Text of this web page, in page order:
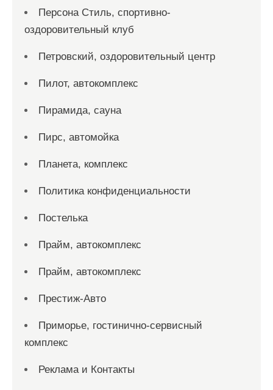
Персона Стиль, спортивно-
оздоровительный клуб
Петровский, оздоровительный центр
Пилот, автокомплекс
Пирамида, сауна
Пирс, автомойка
Планета, комплекс
Политика конфиденциальности
Постелька
Прайм, автокомплекс
Прайм, автокомплекс
Престиж-Авто
Приморье, гостинично-сервисный
комплекс
Реклама и Контакты